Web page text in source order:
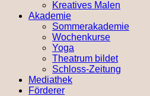
Kreatives Malen
Akademie
Sommerakademie
Wochenkurse
Yoga
Theatrum bildet
Schloss-Zeitung
Mediathek
Förderer